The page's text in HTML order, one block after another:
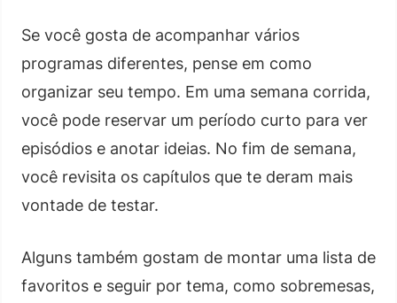
Se você gosta de acompanhar vários
programas diferentes, pense em como
organizar seu tempo. Em uma semana corrida,
você pode reservar um período curto para ver
episódios e anotar ideias. No fim de semana,
você revisita os capítulos que te deram mais
vontade de testar.
Alguns também gostam de montar uma lista de
favoritos e seguir por tema, como sobremesas,